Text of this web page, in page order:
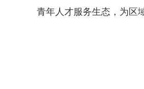
青年人才服务生态，为区